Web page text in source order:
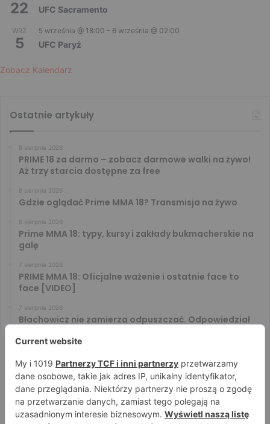
22 UFC Sacramento
WRZ
5
5 września @ 18:00 - 6 września @ 02:00
UFC Paryż
Zobacz Kalendarz
Ostatnie artykuły
8 sierpnia 2026
PRIME 18 za darmo – zobacz darmowe walki na żywo!
Aż trzy starcia dostępne za free
8 sierpnia 2026
Gdzie oglądać Prime MMA 18? Transmisja na żywo
8 sierpnia 2026
Prime MMA 18: typy, kursy i zakłady bukmacherskie na
galę
7 sierpnia 2026
PRIME MMA 18: Oficjalne ważenie i ostatnie face to
face [VIDEO]
7 sierpnia 2026
Błachowicz nie zamierza odpuszczać. Odpowiedział
Menedżer Gaethje zdradził plany mistrza UFC: Gdyby
zakończył karierę dzisiaj, byłbym…
7 sierpnia 2026
Vitalii Yakymenko będzie bronił pasa na XTB KSW 122!
Marcello Morelli przed kolejną wielką szansą